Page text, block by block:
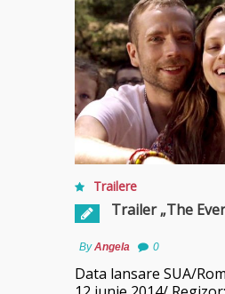
Trailere
Trailer „The
ByAngela 0
Data lansare SUA/